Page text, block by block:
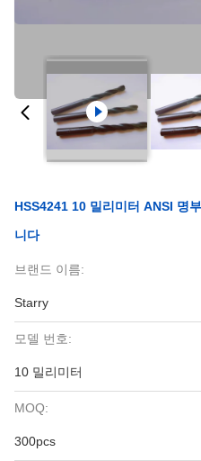
HSS4241 10 밀리미터 ANSI 명
니다
브랜드 이름:
Starry
모델 번호:
10 밀리미터
MOQ:
300pcs